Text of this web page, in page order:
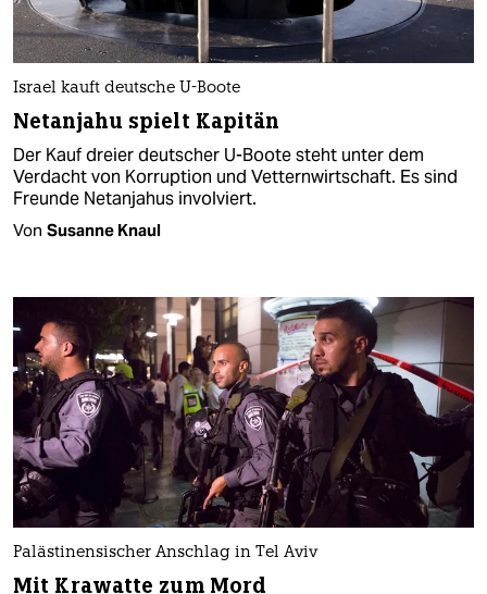
Israel kauft deutsche U-Boote
Netanjahu spielt Kapitän
Der Kauf dreier deutscher U-Boote steht unter dem
Verdacht von Korruption und Vetternwirtschaft. Es sind
Freunde Netanjahus involviert.
Von Susanne Knaul
Palästinensischer Anschlag in Tel Aviv
Mit Krawatte zum Mord